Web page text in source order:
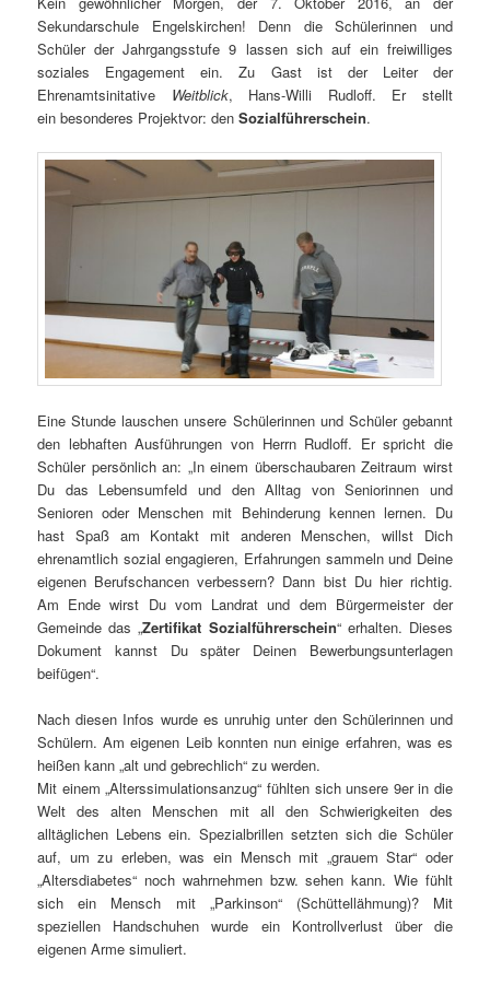
Sekundarschule Engelskirchen! Denn die Schülerinnen und
Schüler der Jahrgangsstufe 9 lassen sich auf ein freiwilliges
soziales Engagement ein. Zu Gast ist der Leiter der
Ehrenamtsinitative Weitblick, Hans-Willi Rudloff. Er stellt
ein besonderes Projektvor: denSozialführerschein.
Eine Stunde lauschen unsere Schülerinnen und Schüler gebannt
den lebhaften Ausführungen von Herrn Rudloff. Er spricht die
Schüler persönlich an: „In einem überschaubaren Zeitraum wirst
Du das Lebensumfeld und den Alltag von Seniorinnen und
Senioren oder Menschen mit Behinderung kennen lernen. Du
hast Spaß am Kontakt mit anderen Menschen, willst Dich
ehrenamtlich sozial engagieren, Erfahrungen sammeln und Deine
eigenen Berufschancen verbessern? Dann bist Du hier richtig.
Am Ende wirst Du vom Landrat und dem Bürgermeister der
Gemeinde das „Zertifikat Sozialführerschein“ erhalten. Dieses
Dokument kannst Du später Deinen Bewerbungsunterlagen
beifügen“.
Nach diesen Infos wurde es unruhig unter den Schülerinnen und
Schülern. Am eigenen Leib konnten nun einige erfahren, was es
heißen kann „alt und gebrechlich“ zu werden.
Mit einem „Alterssimulationsanzug“ fühlten sich unsere 9er in die
Welt des alten Menschen mit all den Schwierigkeiten des
alltäglichen Lebens ein. Spezialbrillen setzten sich die Schüler
auf, um zu erleben, was ein Mensch mit „grauem Star“ oder
„Altersdiabetes“ noch wahrnehmen bzw. sehen kann. Wie fühlt
sich ein Mensch mit „Parkinson“ (Schüttellähmung)? Mit
speziellen Handschuhen wurde ein Kontrollverlust über die
eigenen Arme simuliert.